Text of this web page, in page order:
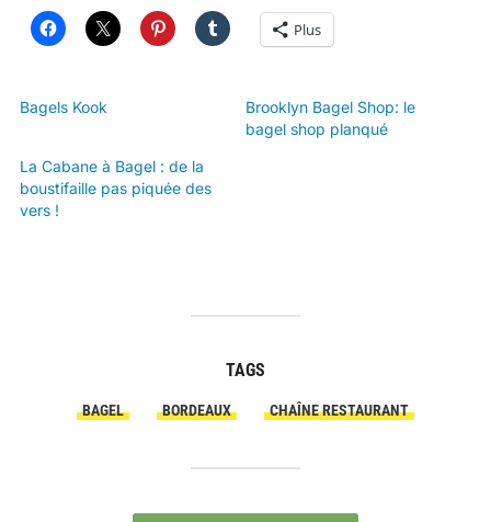
Plus
Bagels Kook
Brooklyn Bagel Shop: le
bagel shop planqué
La Cabane à Bagel : de la
boustifaille pas piquée des
vers !
TAGS
BAGEL BORDEAUX CHAÎNE RESTAURANT